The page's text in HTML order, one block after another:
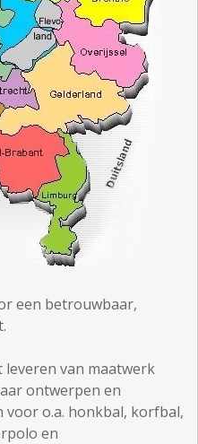
een betrouwbaar,
leveren van maatwerk
ontwerpen en
o.a. honkbal, korfbal,
en